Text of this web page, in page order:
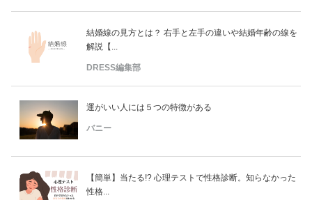
結婚線の見方とは？ 右手と左手の違いや結婚年齢の線を
解説【...
DRESS編集部
運がいい人には５つの特徴がある
バニー
【簡単】当たる!? 心理テストで性格診断。知らなかった
性格...